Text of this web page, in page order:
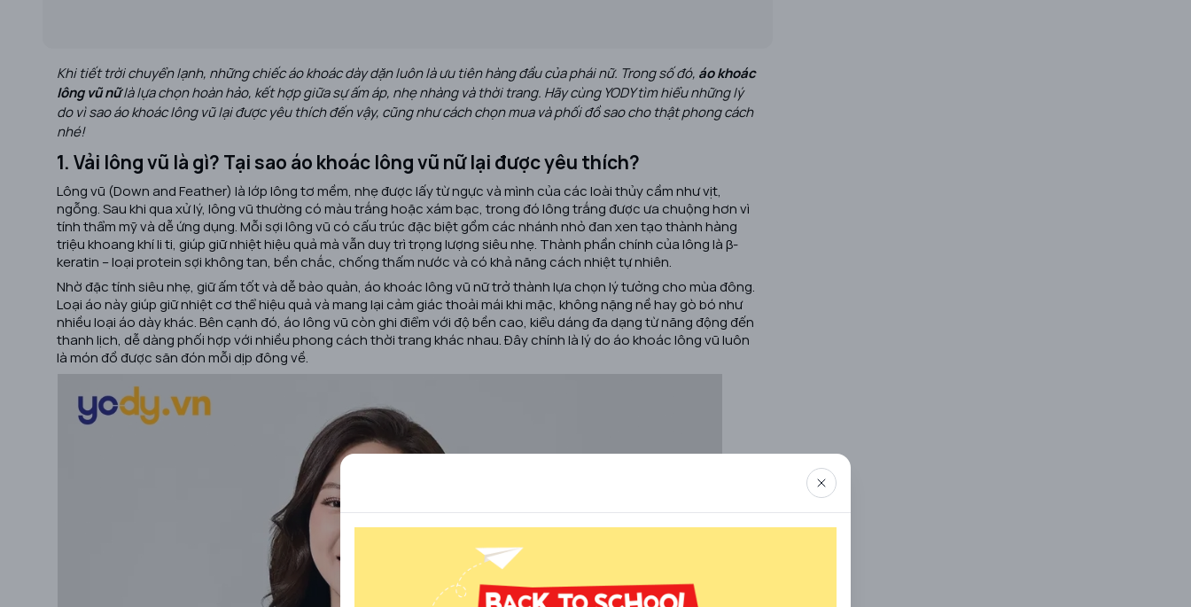
Khi tiết trời chuyển lạnh, những chiếc áo khoác dày dặn luôn là ưu tiên hàng đầu của phái nữ. Trong số đó, áo khoác
lông vũ nữlà lựa chọn hoàn hảo, kết hợp giữa sự ấm áp, nhẹ nhàng và thời trang. Hãy cùng YODY tìm hiểu những lý
do vì sao áo khoác lông vũ lại được yêu thích đến vậy, cũng như cách chọn mua và phối đồ sao cho thật phong cách
nhé!
1. Vải lông vũ là gì? Tại sao áo khoác lông vũ nữ lại được yêu thích?
Lông vũ (Down and Feather) là lớp lông tơ mềm, nhẹ được lấy từ ngực và mình của các loài thủy cầm như vịt,
ngỗng. Sau khi qua xử lý, lông vũ thường có màu trắng hoặc xám bạc, trong đó lông trắng được ưa chuộng hơn vì
tính thẩm mỹ và dễ ứng dụng. Mỗi sợi lông vũ có cấu trúc đặc biệt gồm các nhánh nhỏ đan xen tạo thành hàng
triệu khoang khí li ti, giúp giữ nhiệt hiệu quả mà vẫn duy trì trọng lượng siêu nhẹ. Thành phần chính của lông là β-
keratin – loại protein sợi không tan, bền chắc, chống thấm nước và có khả năng cách nhiệt tự nhiên.
Nhờ đặc tính siêu nhẹ, giữ ấm tốt và dễ bảo quản, áo khoác lông vũ nữ trở thành lựa chọn lý tưởng cho mùa đông.
Loại áo này giúp giữ nhiệt cơ thể hiệu quả và mang lại cảm giác thoải mái khi mặc, không nặng nề hay gò bó như
nhiều loại áo dày khác. Bên cạnh đó, áo lông vũ còn ghi điểm với độ bền cao, kiểu dáng đa dạng từ năng động đến
thanh lịch, dễ dàng phối hợp với nhiều phong cách thời trang khác nhau. Đây chính là lý do áo khoác lông vũ luôn
là món đồ được săn đón mỗi dịp đông về.